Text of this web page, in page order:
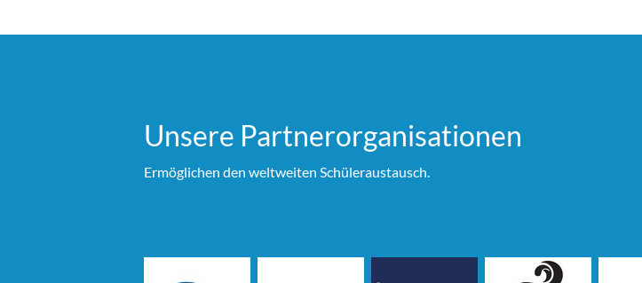
Unsere Partner­organi­sationen
Ermöglichen den weltweiten Schüleraustausch.